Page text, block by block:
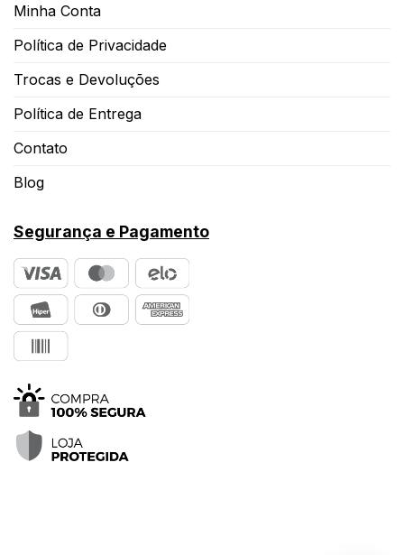
Minha Conta
Política de Privacidade
Trocas e Devoluções
Política de Entrega
Contato
Blog
Segurança e Pagamento